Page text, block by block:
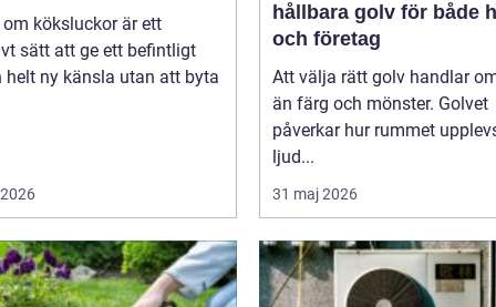
köksluckor är ett
sätt att ge ett befintligt
helt ny känsla utan att byta
hållbara golv för både
och företag
Att välja rätt golv handlar
än färg och mönster. Golvet
påverkar hur rummet
ljud...
31 maj 2026